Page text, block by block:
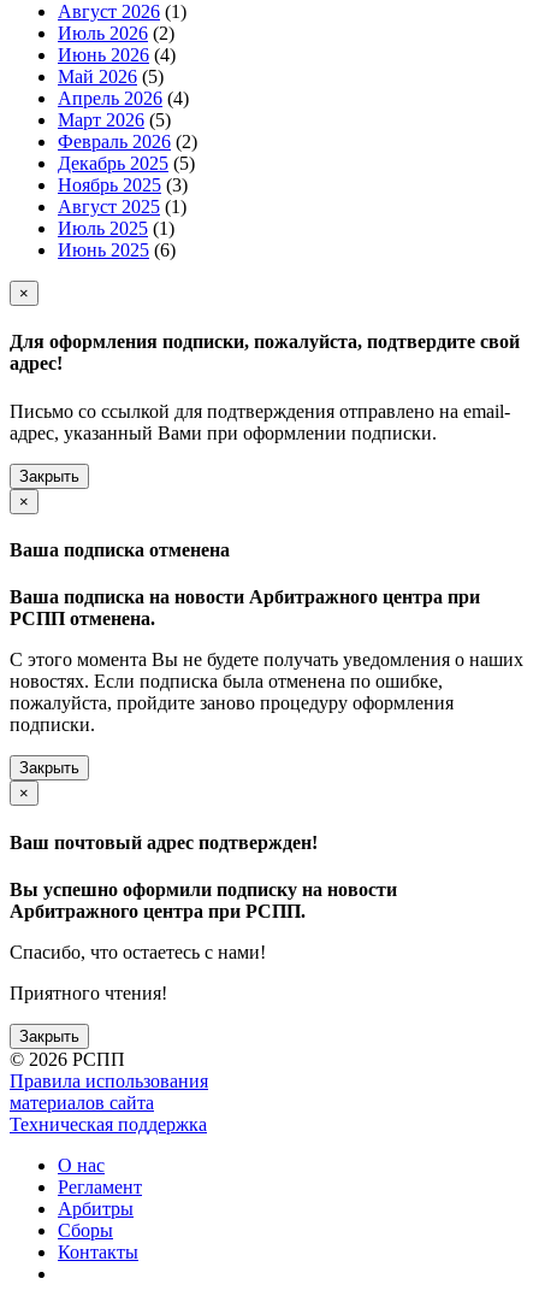
Август 2026 (1)
Июль 2026 (2)
Июнь 2026 (4)
Май 2026 (5)
Апрель 2026 (4)
Март 2026 (5)
Февраль 2026 (2)
Декабрь 2025 (5)
Ноябрь 2025 (3)
Август 2025 (1)
Июль 2025 (1)
Июнь 2025 (6)
×
Для оформления подписки, пожалуйста, подтвердите свой
адрес!
Письмо со ссылкой для подтверждения отправлено на email-
адрес, указанный Вами при оформлении подписки.
Закрыть
×
Ваша подписка отменена
Ваша подписка на новости Арбитражного центра при
РСПП отменена.
С этого момента Вы не будете получать уведомления о наших
новостях. Если подписка была отменена по ошибке,
пожалуйста, пройдите заново процедуру оформления
подписки.
Закрыть
×
Ваш почтовый адрес подтвержден!
Вы успешно оформили подписку на новости
Арбитражного центра при РСПП.
Спасибо, что остаетесь с нами!
Приятного чтения!
Закрыть
© 2026 РСПП
Правила использования
материалов сайта
Техническая поддержка
О нас
Регламент
Арбитры
Сборы
Контакты